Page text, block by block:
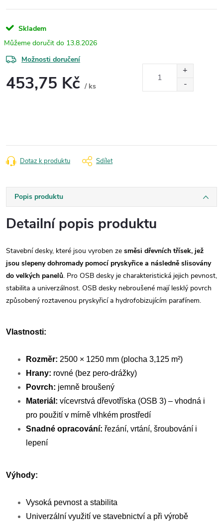
Skladem
13.8.2026
Možnosti doručení
453,75 Kč / ks
Dotaz k produktu Sdílet
Popis produktu
Detailní popis produktu
Stavební desky, které jsou vyroben ze směsi dřevních třísek, jež
jsou slepeny dohromady pomocí pryskyřice a následně slisovány
do velkých panelů. Pro OSB desky je charakteristická jejich pevnost,
stabilita a univerzálnost. OSB desky nebroušené mají lesklý povrch
způsobený roztavenou pryskyřicí a hydrofobizujícím parafínem.
Vlastnosti:
Rozměr: 2500 × 1250 mm (plocha 3,125 m²)
Hrany: rovné (bez pero-drážky)
Povrch: jemně broušený
Materiál: vícevrstvá dřevotříska (OSB 3) – vhodná i
pro použití v mírně vlhkém prostředí
Snadné opracování: řezání, vrtání, šroubování i
lepení
Výhody:
Vysoká pevnost a stabilita
Univerzální využití ve stavebnictví a při výrobě